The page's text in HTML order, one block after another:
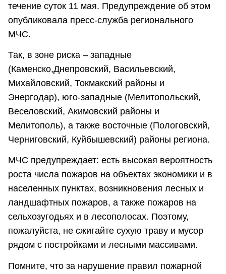
течение суток 11 мая. Предупреждение об этом
опубликовала пресс-служба регионального
МЧС.
Так, в зоне риска – западные
(Каменско,Днепровский, Васильевский,
Михайловский, Токмакский районы и
Энергодар), юго-западные (Мелитопольский,
Веселовский, Акимовский районы и
Мелитополь), а также восточные (Пологовский,
Черниговский, Куйбышевский) районы региона.
МЧС предупреждает: есть высокая вероятность
роста числа пожаров на объектах экономики и в
населенных пунктах, возникновения лесных и
ландшафтных пожаров, а также пожаров на
сельхозугодьях и в лесополосах. Поэтому,
пожалуйста, не сжигайте сухую траву и мусор
рядом с постройками и лесными массивами.
Помните, что за нарушение правил пожарной